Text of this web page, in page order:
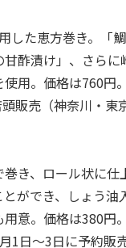
た恵方巻き。「
酢漬け」、さら
用。価格は760
販売（神奈川・
き、ロール状に
ができ、しょう
意。価格は380
1日～3日に予約販